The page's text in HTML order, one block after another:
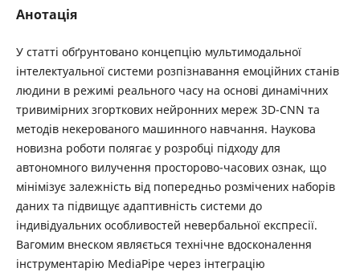
Анотація
У статті обґрунтовано концепцію мультимодальної
інтелектуальної системи розпізнавання емоційних станів
людини в режимі реального часу на основі динамічних
тривимірних згорткових нейронних мереж 3D-CNN та
методів некерованого машинного навчання. Наукова
новизна роботи полягає у розробці підходу для
автономного вилучення просторово-часових ознак, що
мінімізує залежність від попередньо розмічених наборів
даних та підвищує адаптивність системи до
індивідуальних особливостей невербальної експресії.
Вагомим внеском являється технічне вдосконалення
інструментарію MediaPipe через інтеграцію